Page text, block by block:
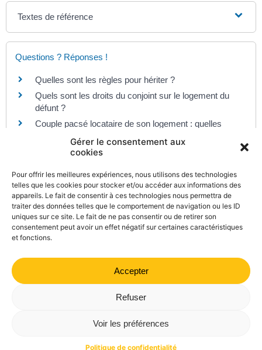
Gérer le consentement aux
cookies
Pour offrir les meilleures expériences, nous utilisons des technologies
telles que les cookies pour stocker et/ou accéder aux informations des
appareils. Le fait de consentir à ces technologies nous permettra de
traiter des données telles que le comportement de navigation ou les ID
uniques sur ce site. Le fait de ne pas consentir ou de retirer son
consentement peut avoir un effet négatif sur certaines caractéristiques
et fonctions.
Accepter
Refuser
Voir les préférences
Politique de confidentialité
Textes de référence
Questions ? Réponses !
Quelles sont les règles pour hériter ?
Quels sont les droits du conjoint sur le logement du
défunt ?
Couple pacsé locataire de son logement : quelles
sont les règles ?
Et aussi
Dissoudre un Pacs
Famille - Scolarité
© Direction de l'information légale et administrative
comarquage developpé par
21 40 70
Politique de confidentialité
Mentions légales